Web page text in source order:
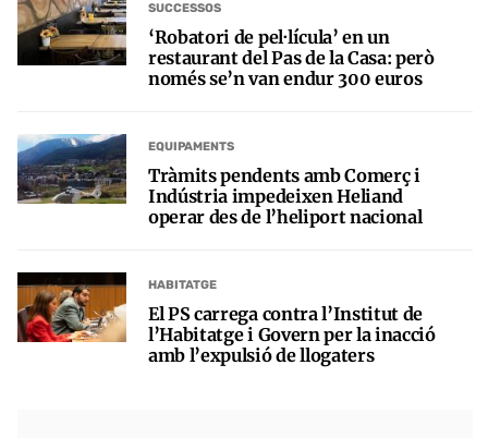
SUCCESSOS
‘Robatori de pel·lícula’ en un
restaurant del Pas de la Casa: però
només se’n van endur 300 euros
EQUIPAMENTS
Tràmits pendents amb Comerç i
Indústria impedeixen Heliand
operar des de l’heliport nacional
HABITATGE
El PS carrega contra l’Institut de
l’Habitatge i Govern per la inacció
amb l’expulsió de llogaters